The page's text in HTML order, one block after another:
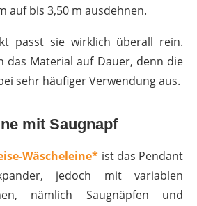
auf bis 3,50 m ausdehnen.
passt sie wirklich überall rein.
das Material auf Dauer, denn die
sehr häufiger Verwendung aus.
mit Saugnapf
Wäscheleine* ist das Pendant
jedoch mit variablen
nämlich Saugnäpfen und